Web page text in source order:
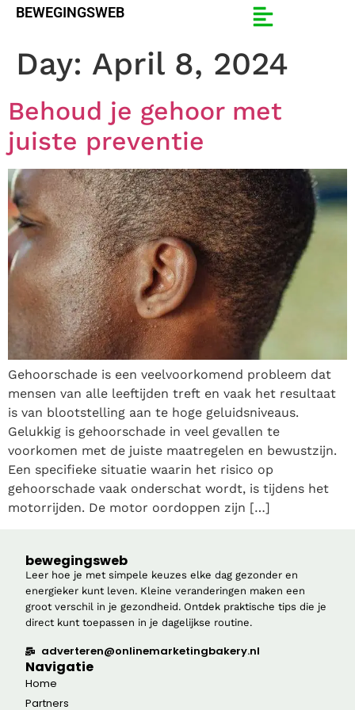
BEWEGINGSWEB
Day: April 8, 2024
Behoud je gehoor met
juiste preventie
Gehoorschade is een veelvoorkomend probleem dat
mensen van alle leeftijden treft en vaak het resultaat
is van blootstelling aan te hoge geluidsniveaus.
Gelukkig is gehoorschade in veel gevallen te
voorkomen met de juiste maatregelen en bewustzijn.
Een specifieke situatie waarin het risico op
gehoorschade vaak onderschat wordt, is tijdens het
motorrijden. De motor oordoppen zijn […]
bewegingsweb
Leer hoe je met simpele keuzes elke dag gezonder en
energieker kunt leven. Kleine veranderingen maken een
groot verschil in je gezondheid. Ontdek praktische tips die je
direct kunt toepassen in je dagelijkse routine.
adverteren@onlinemarketingbakery.nl
Navigatie
Home
Partners